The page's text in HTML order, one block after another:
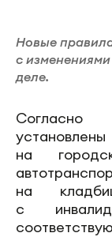
Новые
с
деле.
Согласно
на
на
с